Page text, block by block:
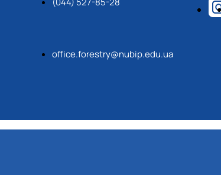
office.forestry@nubip.edu.ua